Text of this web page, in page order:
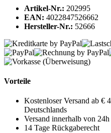
Artikel-Nr.: 202995
EAN: 4022847526662
Hersteller-Nr.: 52666
Vorteile
Kostenloser Versand ab €
Deutschlands
Versand innerhalb von 24h
14 Tage Rückgaberecht